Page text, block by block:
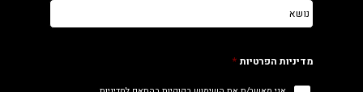
מדיניות הפרטיות *